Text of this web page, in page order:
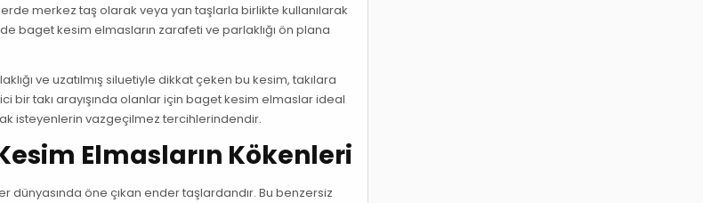
merkez taş olarak veya yan taşlarla birlikte kullanılarak
baget kesim elmasların zarafeti ve parlaklığı ön plana
ve uzatılmış siluetiyle dikkat çeken bu kesim, takılara
bir takı arayışında olanlar için baget kesim elmaslar ideal
isteyenlerin vazgeçilmez tercihlerindendir.
Elmasların Kökenleri
dünyasında öne çıkan ender taşlardandır. Bu benzersiz